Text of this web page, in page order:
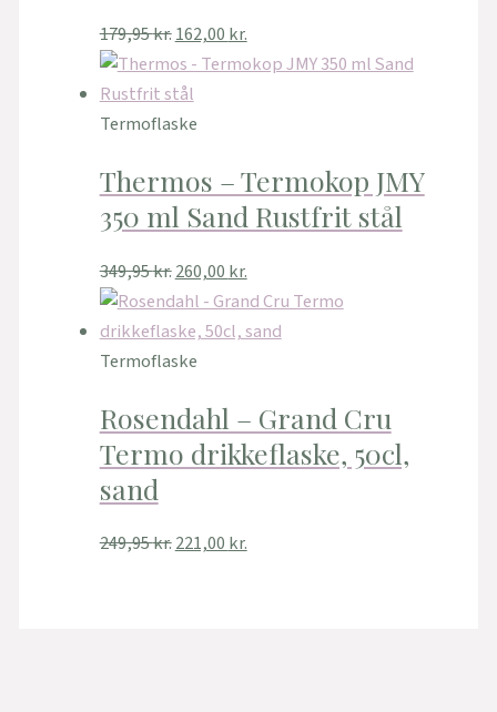
179,95kr.162,00kr.
Termoflaske
Thermos – Termokop JMY
350 ml Sand Rustfrit stål
349,95kr.260,00kr.
Termoflaske
Rosendahl – Grand Cru
Termo drikkeflaske, 50cl,
sand
249,95kr.221,00kr.